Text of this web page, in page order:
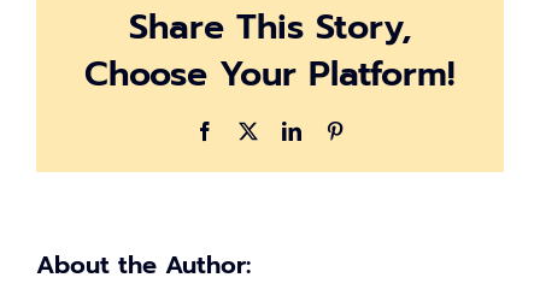
Share This Story,
Choose Your Platform!
Facebook LinkedIn
About the Author: